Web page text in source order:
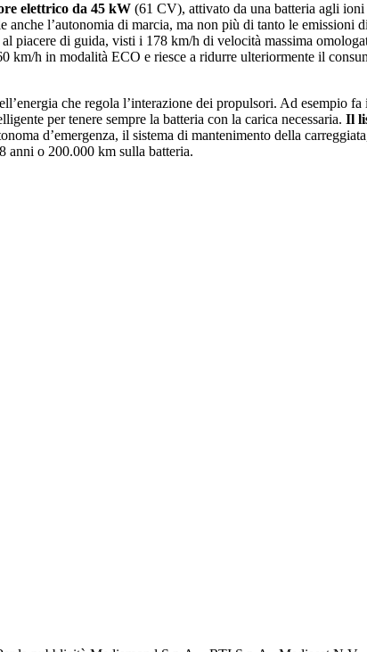
elettrico da 45 kW (61 CV), attivato da una batteria agli
lʼautonomia di marcia, ma non più di tanto le emissioni
piacere di guida, visti i 178 km/h di velocità massima
km/h in modalità ECO e riesce a ridurre ulteriormente il
che regola l’interazione dei propulsori. Ad esempio
per tenere sempre la batteria con la carica necessaria. Il
dʼemergenza, il sistema di mantenimento della
anni o 200.000 km sulla batteria.